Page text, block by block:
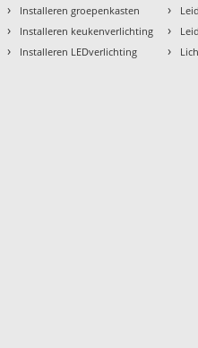
› Installeren groepenkasten
› Installeren keukenverlichting
› Installeren LEDverlichting
›
›
›